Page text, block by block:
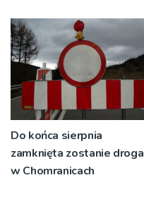
Do końca sierpnia
zamknięta zostanie droga
w Chomranicach